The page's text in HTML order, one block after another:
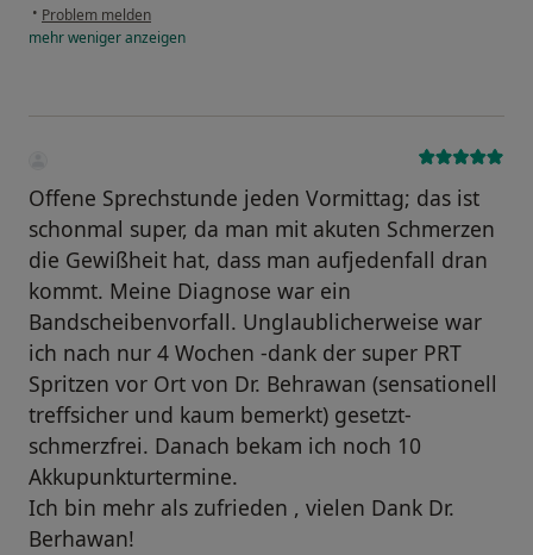
• Problem melden
mehrwenigeranzeigen
Offene Sprechstunde jeden Vormittag; das ist
schonmal super, da man mit akuten Schmerzen
die Gewißheit hat, dass man aufjedenfall dran
kommt. Meine Diagnose war ein
Bandscheibenvorfall. Unglaublicherweise war
ich nach nur 4 Wochen -dank der super PRT
Spritzen vor Ort von Dr. Behrawan (sensationell
treffsicher und kaum bemerkt) gesetzt-
schmerzfrei. Danach bekam ich noch 10
Akkupunkturtermine.
Ich bin mehr als zufrieden , vielen Dank Dr.
Berhawan!